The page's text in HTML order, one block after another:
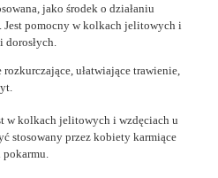
jako środek o działaniu
pomocny w kolkach jelitowych i
ułatwiające trawienie,
w kolkach jelitowych i wzdęciach u
stosowany przez kobiety karmiące